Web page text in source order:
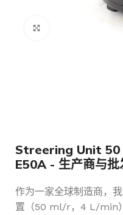
Streering Unit 50
E50A - 生产商与批
作为一家全球制造商，
置（50 ml/r，4 L/min